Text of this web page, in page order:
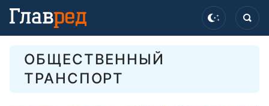
ОБЩЕСТВЕННЫЙ
ТРАНСПОРТ